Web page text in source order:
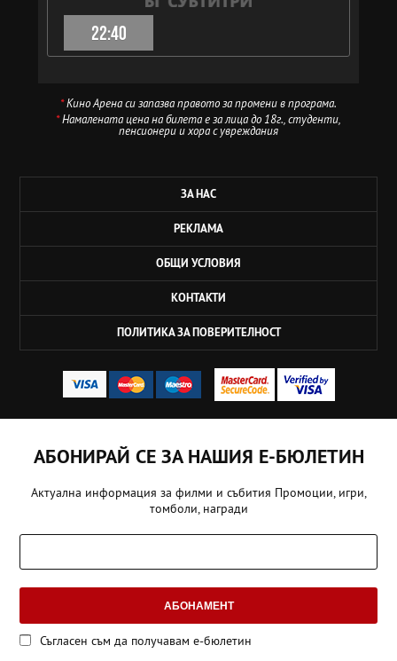
22:40
*Кино Арена си запазва правото за промени в програма.
*Намалената цена на билета е за лица до 18г., студенти,
пенсионери и хора с увреждания
ЗА НАС
РЕКЛАМА
ОБЩИ УСЛОВИЯ
КОНТАКТИ
ПОЛИТИКА ЗА ПОВЕРИТЕЛНОСТ
АБОНИРАЙ СЕ ЗА НАШИЯ Е-БЮЛЕТИН
Актуална информация за филми и събития Промоции, игри,
томболи, награди
АБОНАМЕНТ
Съгласен съм да получавам е-бюлетин